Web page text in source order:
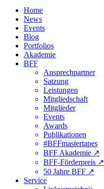
Home
News
Events
Blog
Portfolios
Akademie
BFF
Ansprechpartner
Satzung
Leistungen
Mitgliedschaft
Mitglieder
Events
Awards
Publikationen
#BFFmastertapes
BFF Akademie ↗︎
BFF-Förderpreis ↗︎
50 Jahre BFF ↗︎
Service